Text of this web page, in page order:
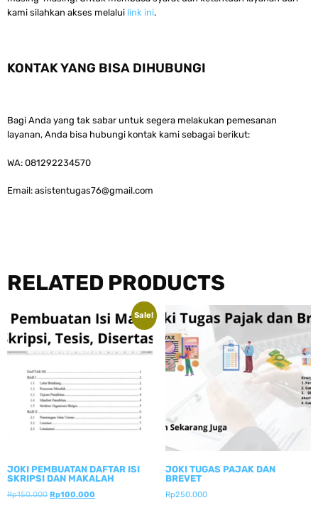
kami silahkan akses melalui link ini.
KONTAK YANG BISA DIHUBUNGI
Bagi Anda yang tak sabar untuk segera melakukan pemesanan
layanan, Anda bisa hubungi kontak kami sebagai berikut:
WA: 081292234570
Email: asistentugas76@gmail.com
RELATED PRODUCTS
Sale!
JOKI PEMBUATAN DAFTAR ISI
SKRIPSI DAN MAKALAH
Rp150.000 Rp100.000
JOKI TUGAS PAJAK DAN
BREVET
Rp250.000